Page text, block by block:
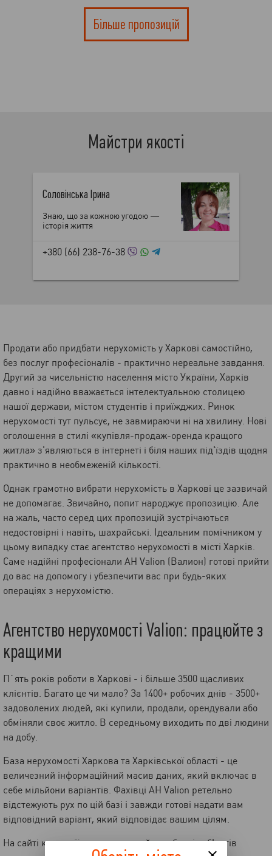
Більше пропозицій
Майстри якості
Соловінська Ірина
Знаю, що за кожною угодою —
історія життя
+380 (66) 238-76-38
Продати або придбати нерухомість у Харкові самостійно,
без послуг професіоналів - практично нереальне завдання.
Другий за чисельністю населення місто України, Харків
давно і надійно вважається інтелектуальною столицею
нашої держави, містом студентів і приїжджих. Ринок
нерухомості тут пульсує, не завмираючи ні на хвилину. Нові
оголошення в стилі «купівля-продаж-оренда кращого
житла» з'являються в інтернеті і біля наших під'їздів щодня
практично в необмеженій кількості.
Однак грамотно вибрати нерухомість в Харкові це зазвичай
не допомагає. Звичайно, попит народжує пропозицію. Але
на жаль, часто серед цих пропозицій зустрічаються
недостовірні і навіть, шахрайські. Ідеальним помічником у
цьому випадку стає агентство нерухомості в місті Харків.
Саме надійні професіонали АН Valion (Валион) готові прийти
до вас на допомогу і убезпечити вас при будь-яких
операціях з нерухомістю.
Агентство нерухомості Valion: працюйте з
кращими
П`ять років роботи в Харкові - і більше 3500 щасливих
клієнтів. Багато це чи мало? За 1400+ робочих днів - 3500+
задоволених людей, які купили, продали, орендували або
обміняли своє житло. В середньому виходить по дві людини
на добу.
База нерухомості Харкова та Харківської області - це
величезний інформаційний масив даних, який включає в
себе мільйони варіантів. Фахівці АН Valion ретельно
відстежують рух по цій базі і завжди готові надати вам
відповідний варіант, який відповідає вашим цілям.
На сайті компанії ви завжди знайдете безліч об'єктів